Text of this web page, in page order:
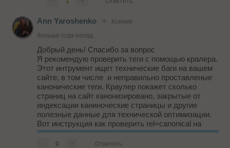
Ann Yaroshenko
Ксения
больше года назад
Добрый день! Спасибо за вопрос
Я рекомендую проверить теги с помощью кралера.
Этот интрумент ищет технические баги на вашем
сайте, в том числе и неправильно проставленые
канонические теги. Краулер покажет сколько
страниц на сайт канонизировано, закрытые от
индексации каниноческие страницы и другие
полезные данные для технической оптимизации.
Вот инструкция как проверить rel=canonical на
вашем сайте с помощью краулера JetOctopus
docs.google.com/document/d/1DEy9o53...
0 Ответить